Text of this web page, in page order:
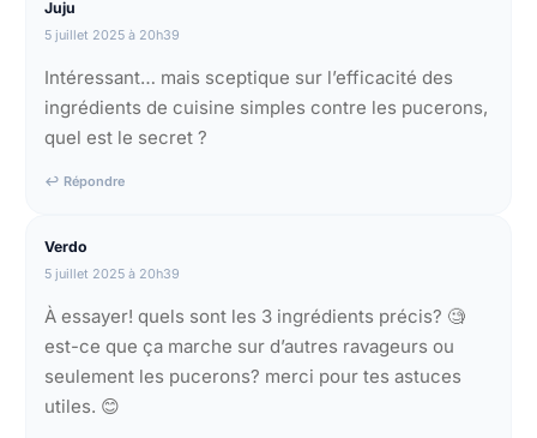
Juju
5 juillet 2025 à 20h39
Intéressant… mais sceptique sur l’efficacité des
ingrédients de cuisine simples contre les pucerons,
quel est le secret ?
↩ Répondre
Verdo
5 juillet 2025 à 20h39
À essayer! quels sont les 3 ingrédients précis? 🧐
est-ce que ça marche sur d’autres ravageurs ou
seulement les pucerons? merci pour tes astuces
utiles. 😊​